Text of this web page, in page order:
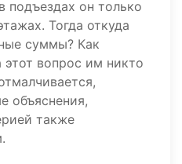
подъездах он только
Тогда откуда
суммы? Как
вопрос им никто
объяснения,
также